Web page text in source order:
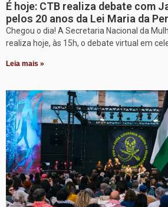
É hoje: CTB realiza debate com
pelos 20 anos da Lei Maria da
Chegou o dia! A Secretaria Nacional da
realiza hoje, às 15h, o debate virtual em
Leia mais »